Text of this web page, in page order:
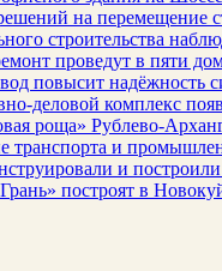
на перемещение
строительства
проведут в пяти
повысит надёжность
деловой комплекс
роща» Рублево-
транспорта и
и
построят в